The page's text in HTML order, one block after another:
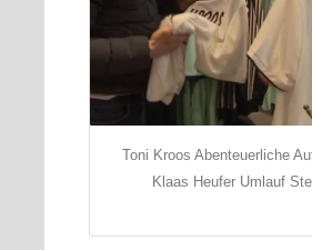
Toni Kroos Abenteuerliche
Klaas Heufer Umlauf